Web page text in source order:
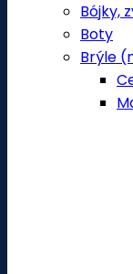
Bójky,
Boty
Brýle